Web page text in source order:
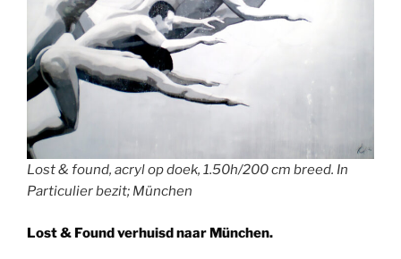
Lost & found, acryl op doek, 1.50h/200 cm breed. In
Particulier bezit; München
Lost & Found verhuisd naar München.